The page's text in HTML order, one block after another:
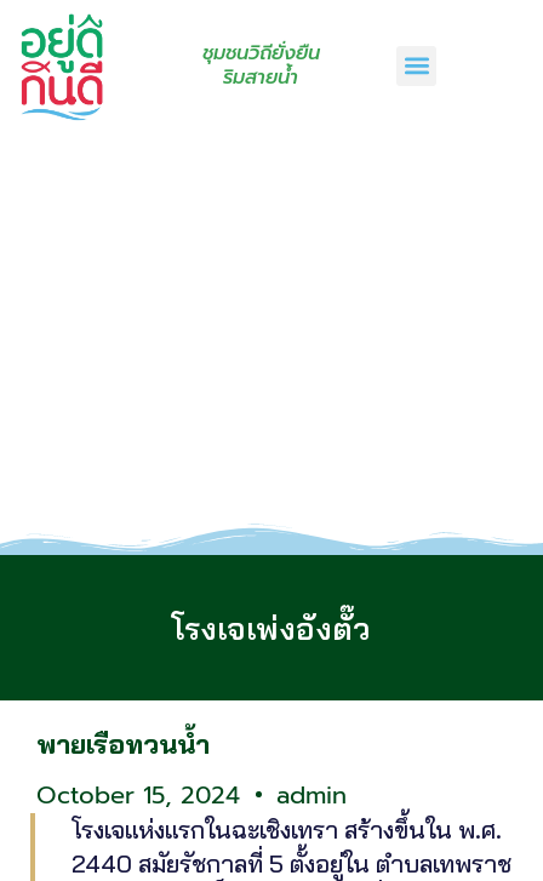
ชุมชนวิถียั่งยืน
ริมสายน้ำ
โรงเจเพ่งอังตั๊ว
พายเรือทวนน้ำ
October 15, 2024 admin
โรงเจแห่งแรกในฉะเชิงเทรา สร้างขึ้นใน พ.ศ.
2440 สมัยรัชกาลที่ 5 ตั้งอยู่ใน ตำบลเทพราช